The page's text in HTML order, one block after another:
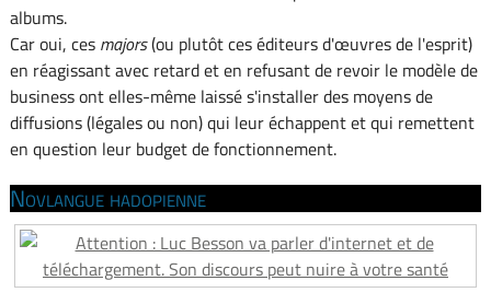
albums.
Car oui, ces majors(ou plutôt ces éditeurs d'œuvres de l'esprit)
en réagissant avec retard et en refusant de revoir le modèle de
business ont elles-même laissé s'installer des moyens de
diffusions (légales ou non) qui leur échappent et qui remettent
en question leur budget de fonctionnement.
Novlangue hadopienne